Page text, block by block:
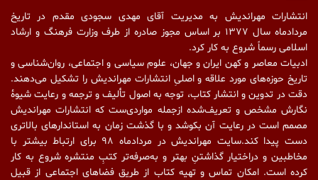
انتشارات مهراندیش به مدیریت آقای مهدی سجودی مقدم در تاریخ
مردادماه سال ۱۳۷۷ بر اساس مجوز صادره از طرف وزارت فرهنگ و ارشاد
اسلامی رسماً شروع به کار کرد.
ادبیات معاصر و کهن ایران و جهان، علوم سیاسی و اجتماعی، روان‌شناسی و
تاریخ حوزه‌های مورد علاقه و اصلیِ انتشارات مهراندیش را تشکیل می‌دهند.
دقت در تدوین و انتشار کتاب،‌ توجه به اصول تألیف و ترجمه و رعایت شیوهٔ
نگارش مشخص و تعریف‌شده ازجمله مواردی‌ست که انتشارات مهراندیش
مصمم است در رعایت آن بکوشد و با گذشت زمان به استاندارهای بالاتری
دست پیدا کند.سایت مهراندیش در مردادماه ۹۸ برای ارتباط بیشتر با
مخاطبین و دراختیار گذاشتنِ بهتر و به‌صرفه‌تر کتبِ منتشره شروع به کار
کرده است. امکان تماس و تهیه کتاب از طریق فضاهای اجتماعی از قبیل